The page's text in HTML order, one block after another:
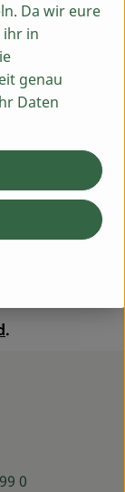
abspülen.
schneiden. Pak
in ca. 2 cm
von den
paar Minuten
Choi in die
füllen. Mit ein
und mit
.
0
Da wir eure
ihr in
genau
Daten